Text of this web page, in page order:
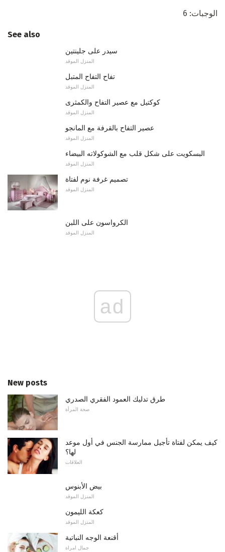
الوجبات: 6
See also
سيدر على جلينتين
المنزل الموقد
تفاح التفاح المتبل
المنزل الموقد
كوكتيل مع عصير التفاح والكمثرى
المنزل الموقد
عصير التفاح بالقرفة مع المانجو
المنزل الموقد
البسكويت على شكل قلب مع الشوكولاته البيضاء
المنزل الموقد
تصميم غرفة نوم لفتاة
المنزل الموقد
الكرواسون على اللبن
المنزل الموقد
ad
New posts
طرق تدليك العمود الفقري الصدري
صحة المرأة
كيف يمكن لفتاة تأجيل ممارسة الجنس في أول موعد
لها؟
العلاقات
بيض الأبنوس
المنزل الموقد
كعكة الليمون
المنزل الموقد
أقنعة الوجه النباتية
جمال امراة